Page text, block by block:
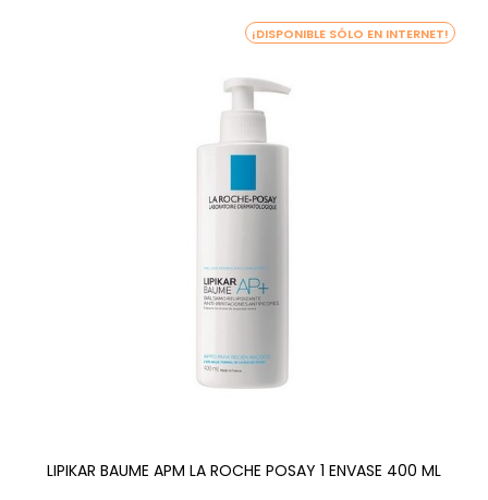
¡DISPONIBLE SÓLO EN INTERNET!
LIPIKAR BAUME APM LA ROCHE POSAY 1 ENVASE 400 ML